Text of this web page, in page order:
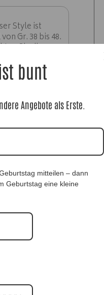
Style ist
Gr. 38 bis 48.
Sie die
Anr.: 3854
bunt
Angebote als Erste.
mitteilen – dann
Geburtstag eine kleine